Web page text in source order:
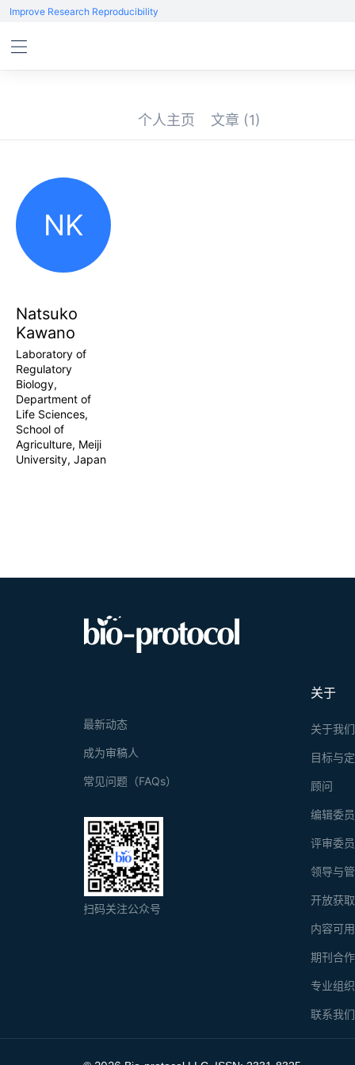
Improve Research Reproducibility
个人主页 文章 (1)
NK
Natsuko
Kawano
Laboratory of
Regulatory
Biology,
Department of
Life Sciences,
School of
Agriculture, Meiji
University, Japan
关于
关于我们
目标与
顾问
编辑委
评审委
领导与
开放获
内容可
期刊合
专业组
联系我们
最新动态
成为审稿人
常见问题（FAQs）
扫码关注公众号